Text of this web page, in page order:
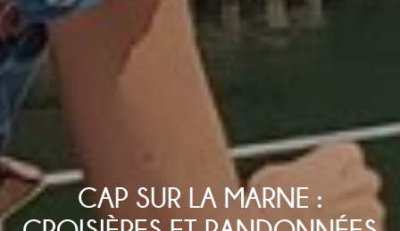
CAP SUR LA MARNE :